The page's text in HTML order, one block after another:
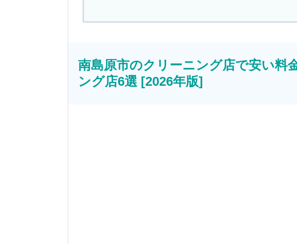
南島原市のクリーニング店で安い料
ング店6選 [2026年版]